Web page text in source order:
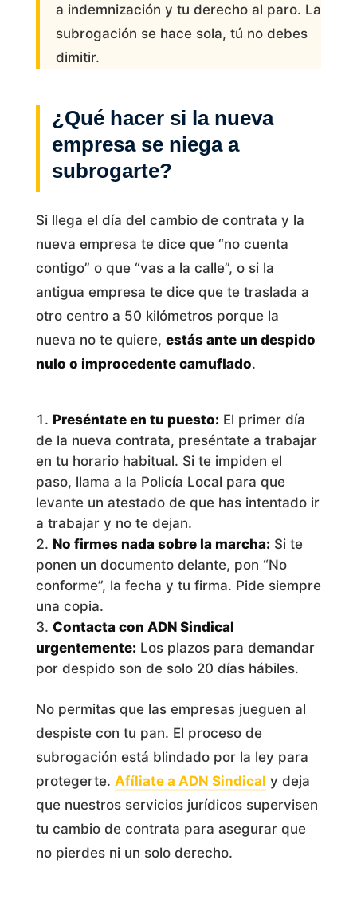
a indemnización y tu derecho al paro. La
subrogación se hace sola, tú no debes
dimitir.
¿Qué hacer si la nueva
empresa se niega a
subrogarte?
Si llega el día del cambio de contrata y la
nueva empresa te dice que “no cuenta
contigo” o que “vas a la calle”, o si la
antigua empresa te dice que te traslada a
otro centro a 50 kilómetros porque la
nueva no te quiere, estás ante un despido
nulo o improcedente camuflado.
Preséntate en tu puesto: El primer día
de la nueva contrata, preséntate a trabajar
en tu horario habitual. Si te impiden el
paso, llama a la Policía Local para que
levante un atestado de que has intentado ir
a trabajar y no te dejan.
No firmes nada sobre la marcha: Si te
ponen un documento delante, pon “No
conforme”, la fecha y tu firma. Pide siempre
una copia.
Contacta con ADN Sindical
urgentemente: Los plazos para demandar
por despido son de solo 20 días hábiles.
No permitas que las empresas jueguen al
despiste con tu pan. El proceso de
subrogación está blindado por la ley para
protegerte. Afíliate a ADN Sindical y deja
que nuestros servicios jurídicos supervisen
tu cambio de contrata para asegurar que
no pierdes ni un solo derecho.